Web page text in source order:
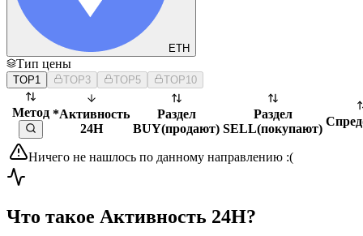
ETH
Тип цены
TOP1 TOP3 TOP5 TOP10
Метод *Активность
24H
Раздел
BUY(продают)
Раздел
SELL(покупают)
Спред
Ничего не нашлось по данному направлению :(
Что такое Активность 24H?